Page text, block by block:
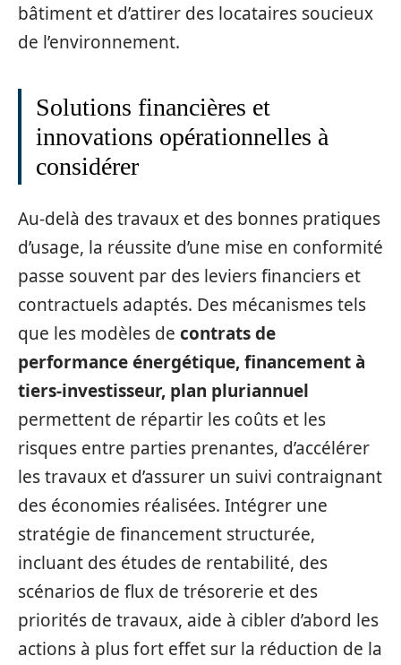
bâtiment et d’attirer des locataires soucieux
de l’environnement.
Solutions financières et
innovations opérationnelles à
considérer
Au-delà des travaux et des bonnes pratiques
d’usage, la réussite d’une mise en conformité
passe souvent par des leviers financiers et
contractuels adaptés. Des mécanismes tels
que les modèles de contrats de
performance énergétique, financement à
tiers-investisseur, plan pluriannuel
permettent de répartir les coûts et les
risques entre parties prenantes, d’accélérer
les travaux et d’assurer un suivi contraignant
des économies réalisées. Intégrer une
stratégie de financement structurée,
incluant des études de rentabilité, des
scénarios de flux de trésorerie et des
priorités de travaux, aide à cibler d’abord les
actions à plus fort effet sur la réduction de la